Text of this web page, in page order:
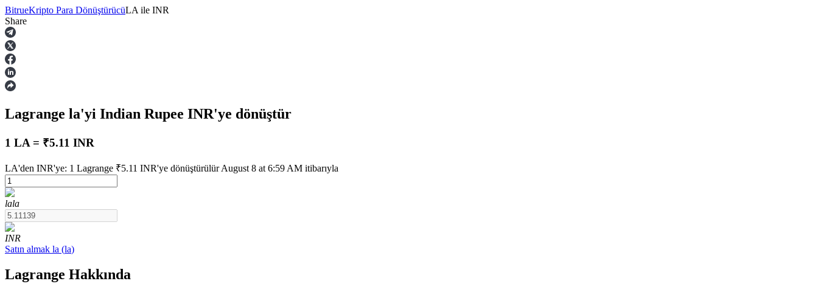
Vadeli İşlemler
BitrueKripto Para DönüştürücüLA ile INR
Share
Lagrange la'yi Indian Rupee INR'ye dönüştür
1 LA = ₹5.11 INR
LA'den INR'ye: 1 Lagrange ₹5.11 INR'ye dönüştürülür August 8 at 6:59 AM itibarıyla
lala
INR
Satın almak la (la)
Lagrange Hakkında